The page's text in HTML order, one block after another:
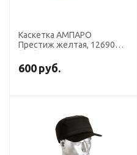
Каскетка АМПАРО
Престиж желтая, 126902
600 руб.